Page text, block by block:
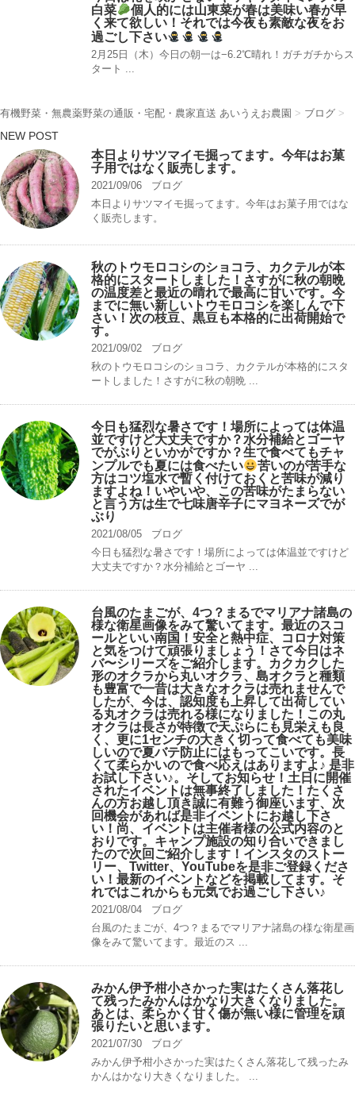
白菜
個人的には山東菜が春は美味い春が早
く来て欲しい！それでは今夜も素敵な夜をお
過ごし下さい
2月25日（木）今日の朝一は−6.2℃晴れ！ガチガチ️からス
タート ...
有機野菜・無農薬野菜の通販・宅配・農家直送 あいうえお農園 > ブログ >
NEW POST
本日よりサツマイモ掘ってます。今年はお菓
子用ではなく販売します。
2021/09/06
ブログ
本日よりサツマイモ掘ってます。今年はお菓子用ではな
く販売します。
秋のトウモロコシのショコラ、カクテルが本
格的にスタートしました！さすがに秋の朝晩
の温度差と最近の晴れで最高に甘いです。今
までに無い新しいトウモロコシを楽しんで下
さい！次の枝豆、黒豆も本格的に出荷開始で
す。
2021/09/02
ブログ
秋のトウモロコシのショコラ、カクテルが本格的にスタ
ートしました！さすがに秋の朝晩 ...
今日も猛烈な暑さです！場所によっては体温
並ですけど大丈夫ですか？水分補給とゴーヤ
でがぶりといかがですか？生で食べてもチャ
ンプルでも夏には食べたい
苦いのが苦手な
方はコツ塩水で暫く付けておくと苦味が減り
ますよね！いやいや、この苦味がたまらない
と言う方は生で七味唐辛子にマヨネーズでが
ぶり
2021/08/05
ブログ
今日も猛烈な暑さです！場所によっては体温並ですけど
大丈夫ですか？水分補給とゴーヤ ...
台風のたまごが、4つ？まるでマリアナ諸島の
様な衛星画像をみて驚いてます。最近のスコ
ールといい南国！安全と熱中症、コロナ対策
と気をつけて頑張りましょう！さて今日はネ
バ〜シリーズをご紹介します。カクカクした
形のオクラから丸いオクラ、島オクラと種類
も豊富で一昔は大きなオクラは売れませんで
したが、今は、認知度も上昇して出荷してい
る丸オクラは売れる様になりました！この丸
オクラは長さが特徴で天ぷらにも見栄えも良
く、更に1センチの大きく切って食べても美味
しいので夏バテ防止にはもってこいです。長
くて柔らかいので食べ応えはありますよ♪ 是非
お試し下さい♪。そしてお知らせ！土日に開催
されたイベントは無事終了しました！たくさ
んの方お越し頂き誠に有難う御座います、次
回機会があれば是非イベントにお越し下さ
い！尚、イベントは主催者様の公式内容のと
おりです。キャンプ️施設の知り合いできまし
たので次回ご紹介します！インスタのストー
リー、Twitter、YouTubeを是非ご登録くださ
い！最新のイベントなどを掲載してます。そ
れではこれからも元気でお過ごし下さい♪
2021/08/04
ブログ
台風のたまごが、4つ？まるでマリアナ諸島の様な衛星画
像をみて驚いてます。最近のス ...
みかん伊予柑小さかった実はたくさん落花し
て残ったみかんはかなり大きくなりました。
あとは、柔らかく甘く傷が無い様に管理を頑
張りたいと思います。
2021/07/30
ブログ
みかん伊予柑小さかった実はたくさん落花して残ったみ
かんはかなり大きくなりました。 ...